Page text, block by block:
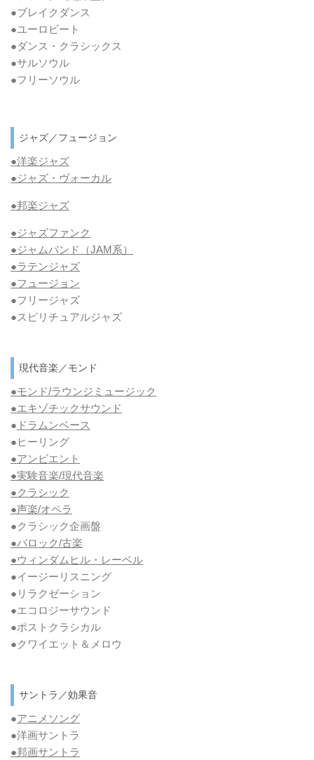
●ブレイクダンス
●ユーロビート
●ダンス・クラシックス
●サルソウル
●フリーソウル
ジャズ／フュージョン
●洋楽ジャズ
●ジャズ・ヴォーカル
●邦楽ジャズ
●ジャズファンク
●ジャムバンド（JAM系）
●ラテンジャズ
●フュージョン
●フリージャズ
●スピリチュアルジャズ
現代音楽／モンド
●モンド/ラウンジミュージック
●エキゾチックサウンド
● ドラムンベース
●ヒーリング
●アンビエント
●実験音楽/現代音楽
●クラシック
●声楽/オペラ
●クラシック企画盤
●バロック/古楽
●ウィンダムヒル・レーベル
●イージーリスニング
●リラクゼーション
●エコロジーサウンド
●ポストクラシカル
●クワイエット＆メロウ
サントラ／効果音
●アニメソング
●洋画サントラ
●邦画サントラ